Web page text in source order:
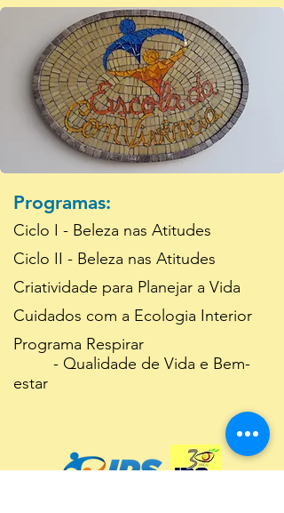
Ciclo I - Beleza nas Atitudes
Programas:
Ciclo II - Beleza nas Atitudes
Criatividade para Planejar a Vida
Cuidados com a Ecologia Interior
Programa Respirar
- Qualidade de Vida e Bem-
estar